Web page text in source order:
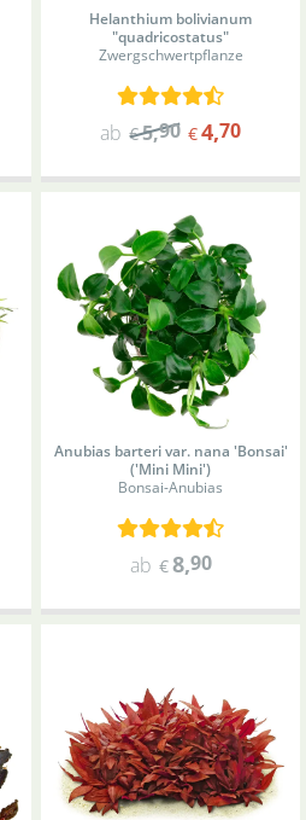
Helanthium bolivianum
"quadricostatus"
Zwergschwertpflanze
ab €5,90 €4,70
Anubias barteri var. nana 'Bonsai'
('Mini Mini')
Bonsai-Anubias
ab €8,90